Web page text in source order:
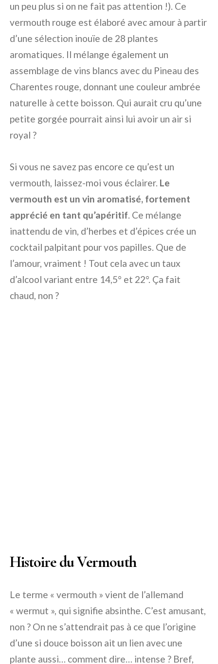
un peu plus si on ne fait pas attention !). Ce
vermouth rouge est élaboré avec amour à partir
d’une sélection inouïe de 28 plantes
aromatiques. Il mélange également un
assemblage de vins blancs avec du Pineau des
Charentes rouge, donnant une couleur ambrée
naturelle à cette boisson. Qui aurait cru qu’une
petite gorgée pourrait ainsi lui avoir un air si
royal ?
Si vous ne savez pas encore ce qu’est un
vermouth, laissez-moi vous éclairer. Le
vermouth est un vin aromatisé, fortement
apprécié en tant qu’apéritif. Ce mélange
inattendu de vin, d’herbes et d’épices crée un
cocktail palpitant pour vos papilles. Que de
l’amour, vraiment ! Tout cela avec un taux
d’alcool variant entre 14,5° et 22°. Ça fait
chaud, non ?
Histoire du Vermouth
Le terme « vermouth » vient de l’allemand
« wermut », qui signifie absinthe. C’est amusant,
non ? On ne s’attendrait pas à ce que l’origine
d’une si douce boisson ait un lien avec une
plante aussi… comment dire… intense ? Bref,